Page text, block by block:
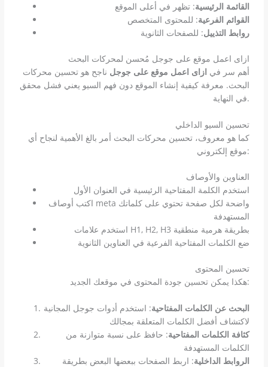
القائمة الرئيسية: تظهر في أعلى الموقع
القوائم الفرعية: للمحتوى المتخصص
روابط التذييل: للصفحات الثانوية
ازاى اعمل موقع على جوجل مُحسن لمحركات البحث
أهم سر في ازاى اعمل موقع على جوجل ناجح هو تحسين محركات
البحث. معرفة كيفية إنشاء الموقع دون فهم السيو يعني فشل محقق
في النهاية.
تحسين السيو الداخلي
كما هو معروف، تحسين محركات البحث أمر بالغ الأهمية لنجاح أي
موقع إلكتروني:
العناوين والأوصاف
استخدم الكلمة المفتاحية الرئيسية في العنوان الأول
اكتب أوصاف meta واضحة لكل صفحة تحتوي على كلماتك
المستهدفة
استخدم علامات H1, H2, H3 بطريقة هرمية منطقية
ضع الكلمات المفتاحية الفرعية في العناوين الثانوية
تحسين المحتوى
هكذا يمكن تحسين جودة المحتوى في موقعك الجديد:
البحث عن الكلمات المفتاحية: استخدم أدوات جوجل المجانية
لاكتشاف أفضل الكلمات المتعلقة بمجالك
كثافة الكلمات المفتاحية: حافظ على نسبة متوازنة من
الكلمات المستهدفة
الروابط الداخلية: اربط الصفحات ببعضها البعض بطريقة